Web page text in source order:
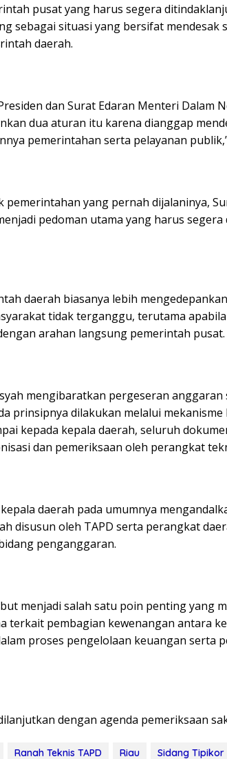
pusat yang harus segera
sebagai situasi yang bersifat mendesak
daerah.
dan Surat Edaran Menteri Dalam
dua aturan itu karena dianggap
pemerintahan serta pelayanan
pemerintahan yang pernah dijalaninya,
pedoman utama yang harus
daerah biasanya lebih
tidak terganggu, terutama
arahan langsung pemerintah pusat.
mengibaratkan pergeseran anggaran
prinsipnya dilakukan melalui
kepada kepala daerah, seluruh
dan pemeriksaan oleh perangkat
daerah pada umumnya
disusun oleh TAPD serta perangkat
penganggaran.
menjadi salah satu poin penting yang
terkait pembagian kewenangan antara
proses pengelolaan keuangan serta
dengan agenda pemeriksaan
Ranah Teknis TAPD Riau Sidang Tipikor